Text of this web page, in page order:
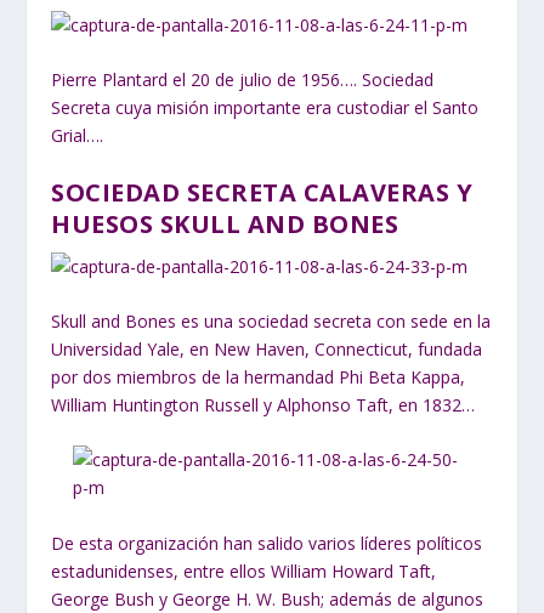
Pierre Plantard el 20 de julio de 1956…. Sociedad
Secreta cuya misión importante era custodiar el Santo
Grial….
SOCIEDAD SECRETA CALAVERAS Y
HUESOS SKULL AND BONES
Skull and Bones es una sociedad secreta con sede en la
Universidad Yale, en New Haven, Connecticut, fundada
por dos miembros de la hermandad Phi Beta Kappa,
William Huntington Russell y Alphonso Taft, en 1832…
De esta organización han salido varios líderes políticos
estadunidenses, entre ellos William Howard Taft,
George Bush y George H. W. Bush; además de algunos